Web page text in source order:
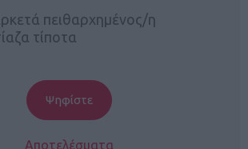
πειθαρχημένος/η
τίποτα
Αποτελέσματα